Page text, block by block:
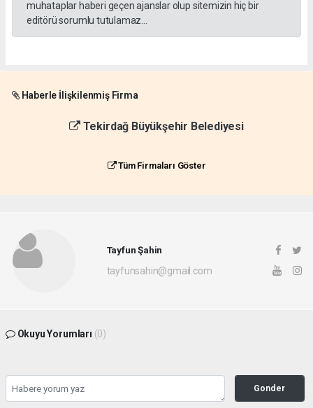
muhataplar haberi geçen ajanslar olup sitemizin hiç bir
editörü sorumlu tutulamaz...
Haberle İlişkilenmiş Firma
Tekirdağ Büyükşehir Belediyesi
Tüm Firmaları Göster
Tayfun Şahin
tayfunsahin@gmail.com
Okuyu Yorumları (0)
Gonder